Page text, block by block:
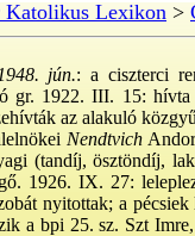
Katolikus Lexikon>
jún.: a ciszterci
gr. 1922. III. 15: hívta
az alakuló
Nendtvich
(tandíj, ösztöndíj,
1926. IX. 27:
nyitottak; a
a bpi 25. sz. Szt